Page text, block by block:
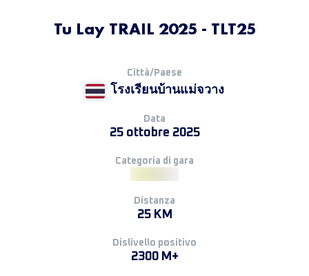
Tu Lay TRAIL 2025 - TLT25
Città/Paese
โรงเรียนบ้านแม่จวาง
Data
25 ottobre 2025
Categoria di gara
Distanza
25 KM
Dislivello positivo
2300 M+